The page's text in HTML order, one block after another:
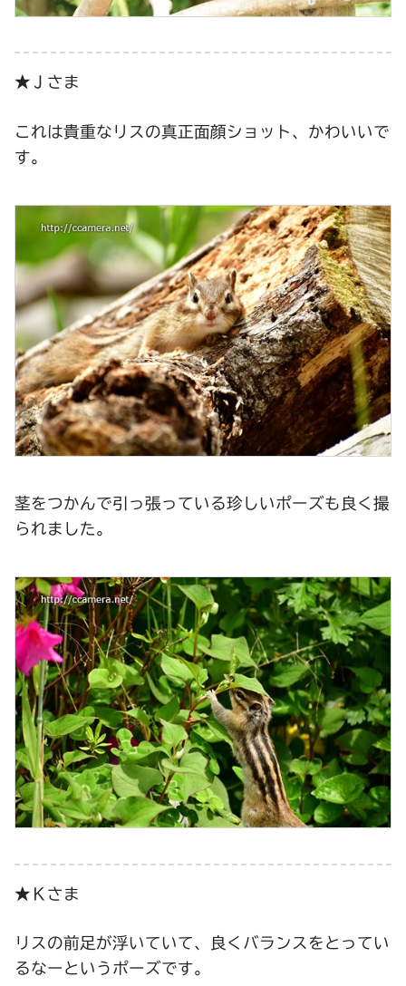
★Ｊさま
これは貴重なリスの真正面顔ショット、かわいいで
す。
茎をつかんで引っ張っている珍しいポーズも良く撮
られました。
★Ｋさま
リスの前足が浮いていて、良くバランスをとってい
るなーというポーズです。